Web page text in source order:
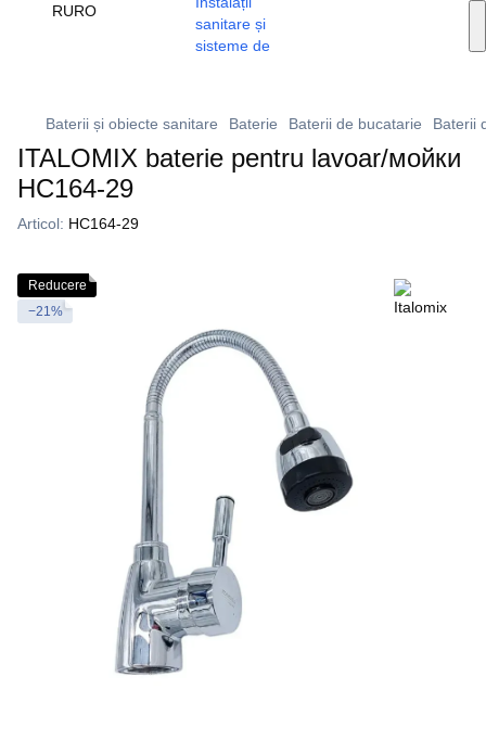
Servicii de instalare
🔥 Promoții și reduceri
RURO
Baterii și obiecte sanitare Baterie Baterii de bucatarie Baterii
ITALOMIX baterie pentru lavoar/мойки
HC164-29
Articol: HC164-29
Reducere
−21%